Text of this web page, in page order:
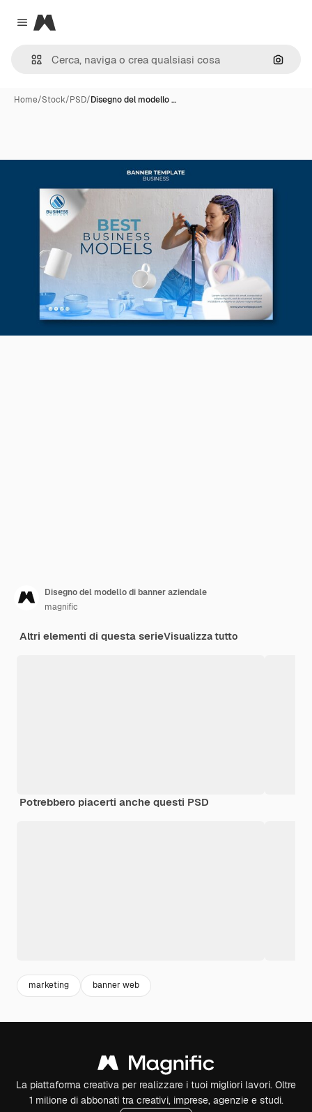
Close menu
Magnific
Cerca
Home/Stock/PSD/Disegno del modello …
Disegno del modello di banner aziendale
magnific
Altri elementi di questa serieVisualizza tutto
Potrebbero piacerti anche questi PSD
marketing banner web
La piattaforma creativa per realizzare i tuoi migliori lavori. Oltre
1 milione di abbonati tra creativi, imprese, agenzie e studi.